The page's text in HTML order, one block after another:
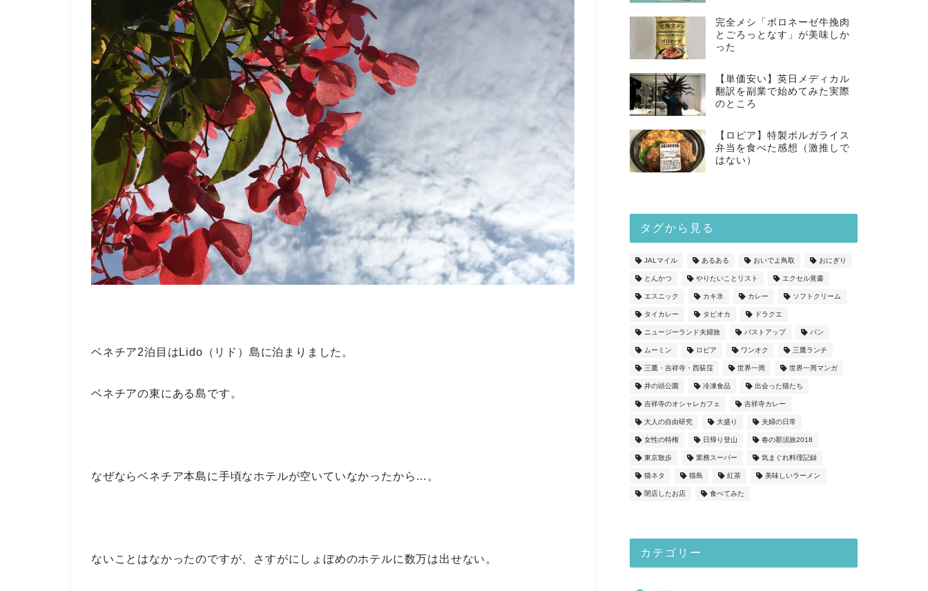
ベネチア2泊目はLido（リド）島に泊まりました。
ベネチアの東にある島です。
なぜならベネチア本島に手頃なホテルが空いていなかったから…。
ないことはなかったのですが、さすがにしょぼめのホテルに数万は出せない。
完全メシ「ボロネーゼ牛挽肉
とごろっとなす」が美味しか
った
【単価安い】英日メディカル
翻訳を副業で始めてみた実際
のところ
【ロピア】特製ボルガライス
弁当を食べた感想（激推しで
はない）
タグから見る
JALマイル あるある おいでよ鳥取 おにぎり
とんかつ やりたいことリスト エクセル覚書
エスニック カキ氷 カレー ソフトクリーム
タイカレー タピオカ ドラクエ
ニュージーランド夫婦旅 バストアップ パン
ムーミン ロピア ワンオク 三鷹ランチ
三鷹・吉祥寺・西荻窪 世界一周 世界一周マンガ
井の頭公園 冷凍食品 出会った猫たち
吉祥寺のオシャレカフェ 吉祥寺カレー
大人の自由研究 大盛り 夫婦の日常
女性の特権 日帰り登山 春の那須旅2018
東京散歩 業務スーパー 気まぐれ料理記録
猫ネタ 猫島 紅茶 美味しいラーメン
閉店したお店 食べてみた
カテゴリー